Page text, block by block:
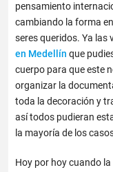
pensamiento
cambiando la forma
seres queridos. Ya
en Medellín que
cuerpo para que este
organizar la
toda la decoración y
así todos pudieran
la mayoría de los
Hoy por hoy cuando